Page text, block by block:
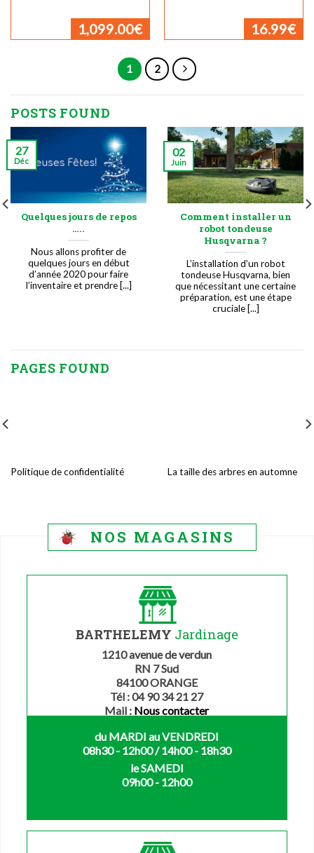
1,099.00€ 16.99€
1 2
POSTS FOUND
Quelques jours de repos
…..
Nous allons profiter de
quelques jours en début
d’année 2020 pour faire
l’inventaire et prendre [...]
27
Déc
Comment installer un
robot tondeuse
Husqvarna ?
L’installation d’un robot
tondeuse Husqvarna, bien
que nécessitant une certaine
préparation, est une étape
cruciale [...]
02
Juin
PAGES FOUND
Politique de confidentialité La taille des arbres en automne
NOS MAGASINS
BARTHELEMY Jardinage
1210 avenue de verdun
RN 7 Sud
84100 ORANGE
Tél : 04 90 34 21 27
Mail : Nous contacter
du MARDI au VENDREDI
08h30 - 12h00 / 14h00 - 18h30
le SAMEDI
09h00 - 12h00